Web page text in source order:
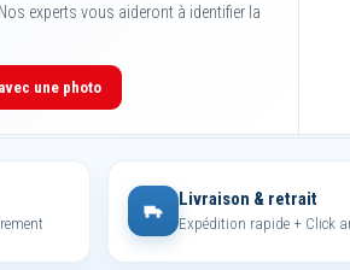
experts vous aideront à identifier la
une photo
Livraison & retrait
Expédition rapide + Click